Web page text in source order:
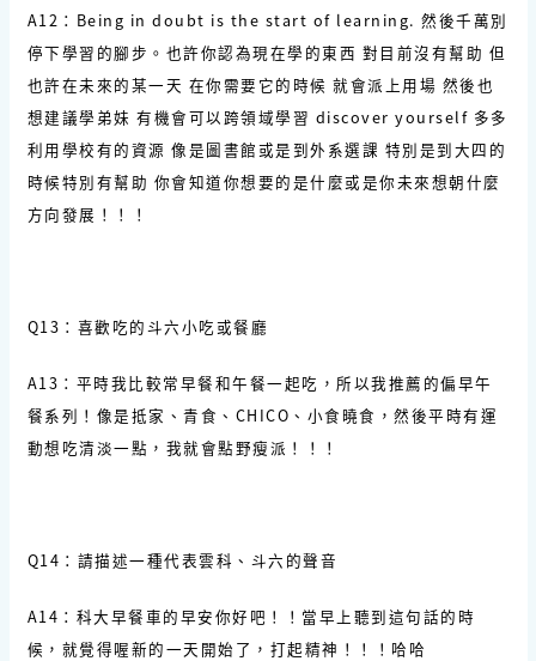
A12：Being in doubt is the start of learning. 然後千萬別
停下學習的腳步。也許你認為現在學的東西 對目前沒有幫助 但
也許在未來的某一天 在你需要它的時候 就會派上用場 然後也
想建議學弟妹 有機會可以跨領域學習 discover yourself 多多
利用學校有的資源 像是圖書館或是到外系選課 特別是到大四的
時候特別有幫助 你會知道你想要的是什麼或是你未來想朝什麼
方向發展！！！
Q13：喜歡吃的斗六小吃或餐廳
A13：平時我比較常早餐和午餐一起吃，所以我推薦的偏早午
餐系列！像是抵家、青食、CHICO、小食曉食，然後平時有運
動想吃清淡一點，我就會點野瘦派！！！
Q14：請描述一種代表雲科、斗六的聲音
A14：科大早餐車的早安你好吧！！當早上聽到這句話的時
候，就覺得喔新的一天開始了，打起精神！！！哈哈